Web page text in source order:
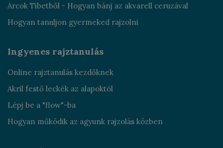
Arcok Tibetből - Hogyan bánj az akvarell ceruzával
Hogyan tanuljon gyermeked rajzolni
Ingyenes rajztanulás
Online rajztanulás kezdőknek
Akril festő leckék az alapoktól
Lépj be a "flow"-ba
Hogyan működik az agyunk rajzolás közben